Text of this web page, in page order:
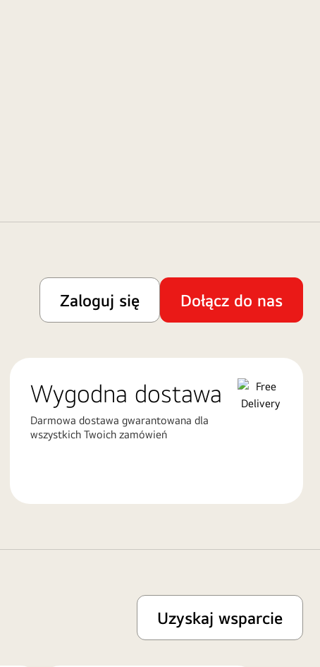
Zaloguj się Dołącz do nas
Wygodna dostawa
Darmowa dostawa gwarantowana dla
wszystkich Twoich zamówień
Uzyskaj wsparcie